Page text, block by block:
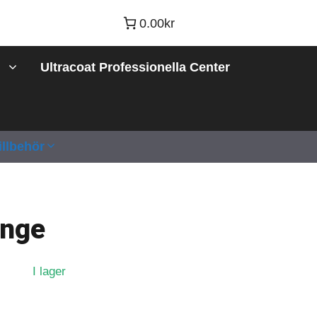
0.00kr
Ultracoat Professionella Center
I lager